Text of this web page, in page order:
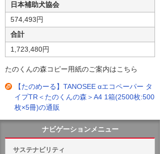
日本補助犬協会
574,493円
合計
1,723,480円
たのくんの森コピー用紙のご案内はこちら
【たのめーる】TANOSEE αエコペーパー タ
イプTR＜たのくんの森＞A4 1箱(2500枚:500
枚×5冊)の通販
ナビゲーションメニュー
サステナビリティ